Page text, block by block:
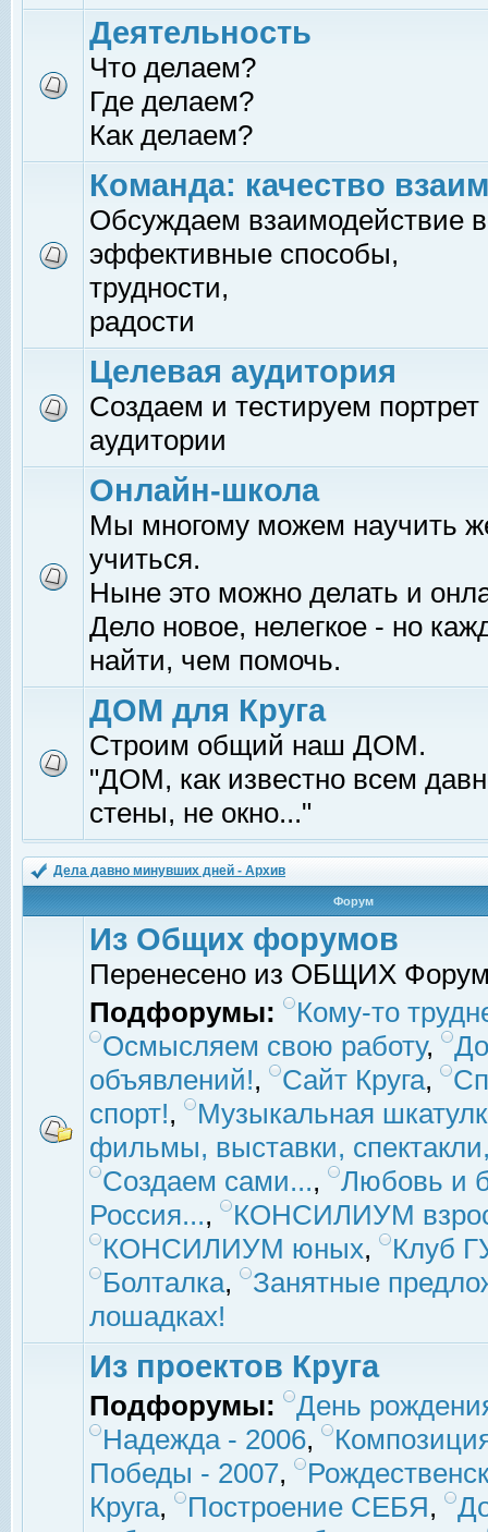
Деятельность
Что делаем?
Где делаем?
Как делаем?
Команда: качество
Обсуждаем взаимодействие
эффективные способы,
трудности,
радости
Целевая аудитория
Создаем и тестируем
аудитории
Онлайн-школа
Мы многому можем научить
учиться.
Ныне это можно делать и
Дело новое, нелегкое - но
найти, чем помочь.
ДОМ для Круга
Строим общий наш ДОМ.
"ДОМ, как известно всем
стены, не окно..."
Дела давно минувших дней - Архив
Форум
Из Общих форумов
Перенесено из ОБЩИХ
Подфорумы:
Кому-то
Осмысляем свою работу,
объявлений!, Сайт Круга,
спорт!,
Музыкальная
фильмы, выставки,
Создаем сами...,
Любовь и
Россия...,
КОНСИЛИУМ
КОНСИЛИУМ юных,
Клуб
Болталка,
Занятные
лошадках!
Из проектов Круга
Подфорумы:
День
Надежда - 2006,
Победы - 2007,
Круга, Построение СЕБЯ,